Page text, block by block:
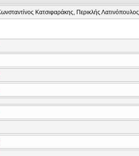
Κατσιφαράκης, Περικλής Λατινόπουλος